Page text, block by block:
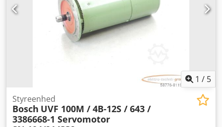
1 / 5
Styreenhed
Bosch UVF 100M / 4B-12S / 643 /
3386668-1 Servomotor